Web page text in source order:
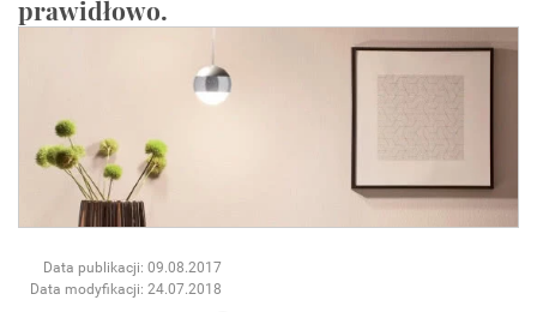
prawidłowo.
Data publikacji: 09.08.2017
Data modyfikacji: 24.07.2018